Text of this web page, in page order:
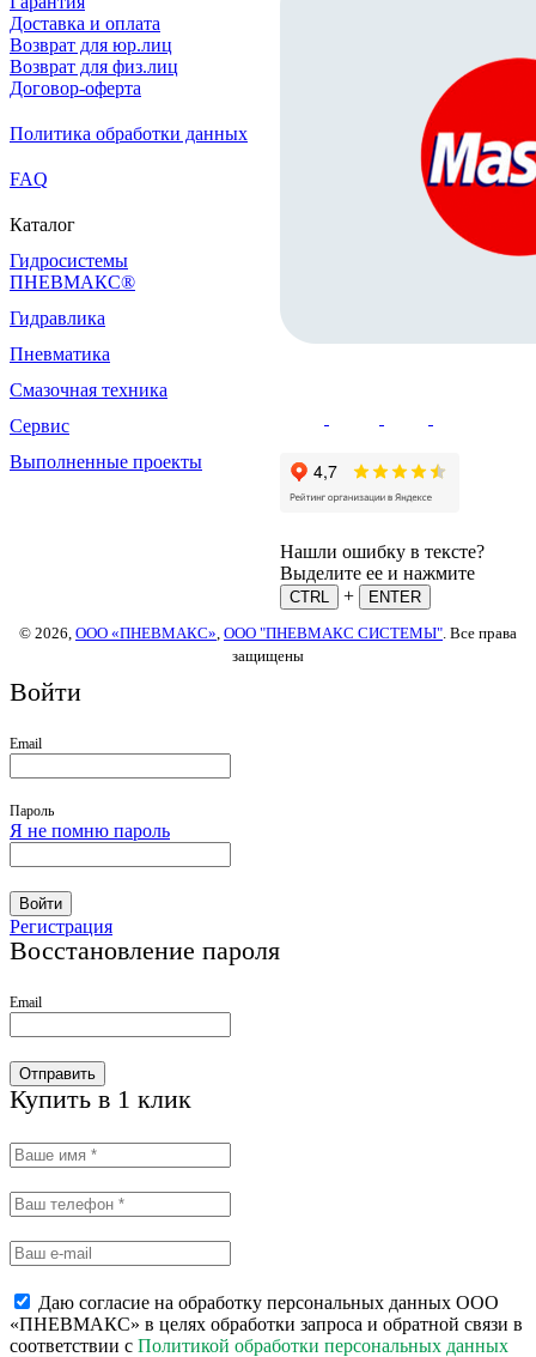
Доставка и оплата
Возврат для юр.лиц
Возврат для физ.лиц
Договор-оферта
Политика обработки данных
FAQ
Каталог
Гидросистемы
ПНЕВМАКС®
Гидравлика
Пневматика
Смазочная техника
Сервис
Выполненные проекты
Нашли ошибку в тексте?
Выделите ее и нажмите
CTRL +
ENTER
© 2026, ООО «ПНЕВМАКС» ООО "ПНЕВМАКС СИСТЕМЫ" . Все права
защищены
Войти
Email
Пароль
Я не помню пароль
Войти
Регистрация
Восстановление пароля
Email
Отправить
Купить в 1 клик
Даю согласие на обработку персональных данных ООО
«ПНЕВМАКС» в целях обработки запроса и обратной связи в
соответствии с Политикой обработки персональных данных